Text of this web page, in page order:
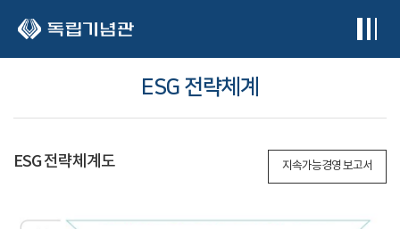
ESG 전략체계
ESG 전략체계도 지속가능경영 보고서